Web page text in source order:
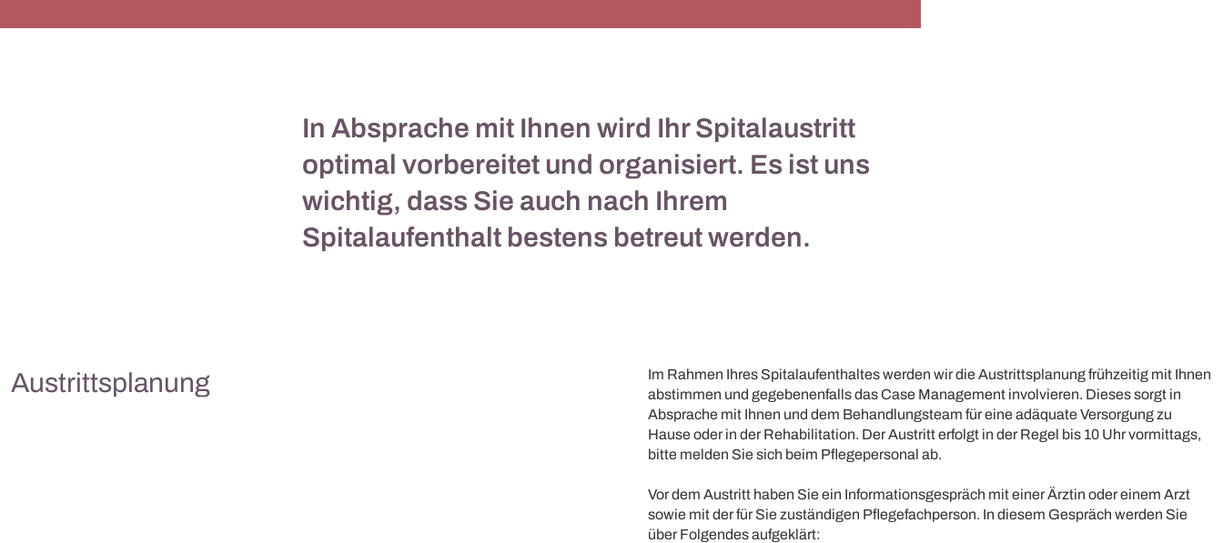
In Absprache mit Ihnen wird Ihr Spitalaustritt
optimal vorbereitet und organisiert. Es ist uns
wichtig, dass Sie auch nach Ihrem
Spitalaufenthalt bestens betreut werden.
Austrittsplanung
Im Rahmen Ihres Spitalaufenthaltes werden wir die Austrittsplanung frühzeitig mit Ihnen
abstimmen und gegebenenfalls das Case Management involvieren. Dieses sorgt in
Absprache mit Ihnen und dem Behandlungsteam für eine adäquate Versorgung zu
Hause oder in der Rehabilitation. Der Austritt erfolgt in der Regel bis 10 Uhr vormittags,
bitte melden Sie sich beim Pflegepersonal ab. ​
Vor dem Austritt haben Sie ein Informationsgespräch mit einer Ärztin oder einem Arzt
sowie mit der für Sie zuständigen Pflegefachperson. In diesem Gespräch werden Sie
über Folgendes aufgeklärt: